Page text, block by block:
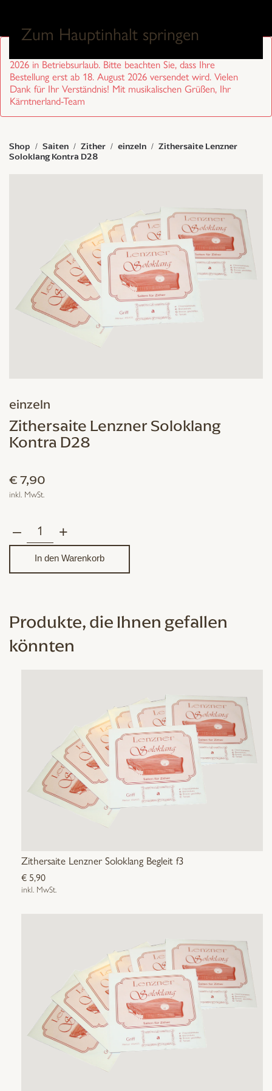
Zum Hauptinhalt springen
2026 in Betriebsurlaub. Bitte beachten Sie, dass Ihre
Bestellung erst ab 18. August 2026 versendet wird. Vielen
Dank für Ihr Verständnis! Mit musikalischen Grüßen, Ihr
Kärntnerland-Team
Shop Saiten Zither einzeln
Zithersaite Lenzner
Soloklang Kontra D28
einzeln
Zithersaite Lenzner Soloklang
Kontra D28
€ 7,90
inkl. MwSt.
–
Zithersaite
Lenzner
Soloklang
Menge
+
In den Warenkorb
Produkte, die Ihnen gefallen
könnten
Zithersaite Lenzner Soloklang Begleit f3
€ 5,90
inkl. MwSt.